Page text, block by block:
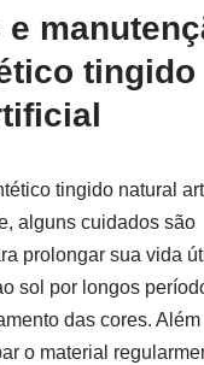
e
tingido
tingido natural
alguns cuidados são
prolongar sua vida
sol por longos
das cores.
o material